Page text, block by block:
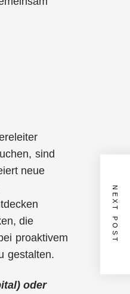
sind
neue
die
proaktivem
gestalten.
oder
NEXT POST